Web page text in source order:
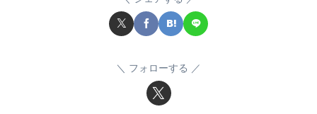
フォローする